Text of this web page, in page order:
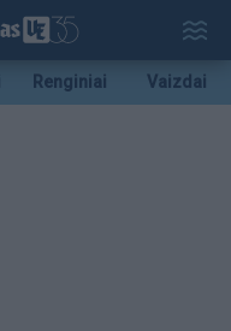
Renginiai Vaizdai